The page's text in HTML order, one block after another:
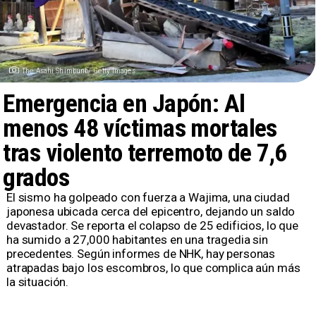
The Asahi Shimbunb/ Getty Images
Emergencia en Japón: Al
menos 48 víctimas mortales
tras violento terremoto de 7,6
grados
El sismo ha golpeado con fuerza a Wajima, una ciudad
japonesa ubicada cerca del epicentro, dejando un saldo
devastador. Se reporta el colapso de 25 edificios, lo que
ha sumido a 27,000 habitantes en una tragedia sin
precedentes. Según informes de NHK, hay personas
atrapadas bajo los escombros, lo que complica aún más
la situación.